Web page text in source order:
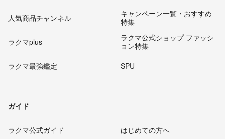
人気商品チャンネル
キャンペーン一覧・おすすめ
特集
ラクマplus
ラクマ公式ショップ ファッシ
ョン特集
ラクマ最強鑑定
SPU
ガイド
ラクマ公式ガイド はじめての方へ